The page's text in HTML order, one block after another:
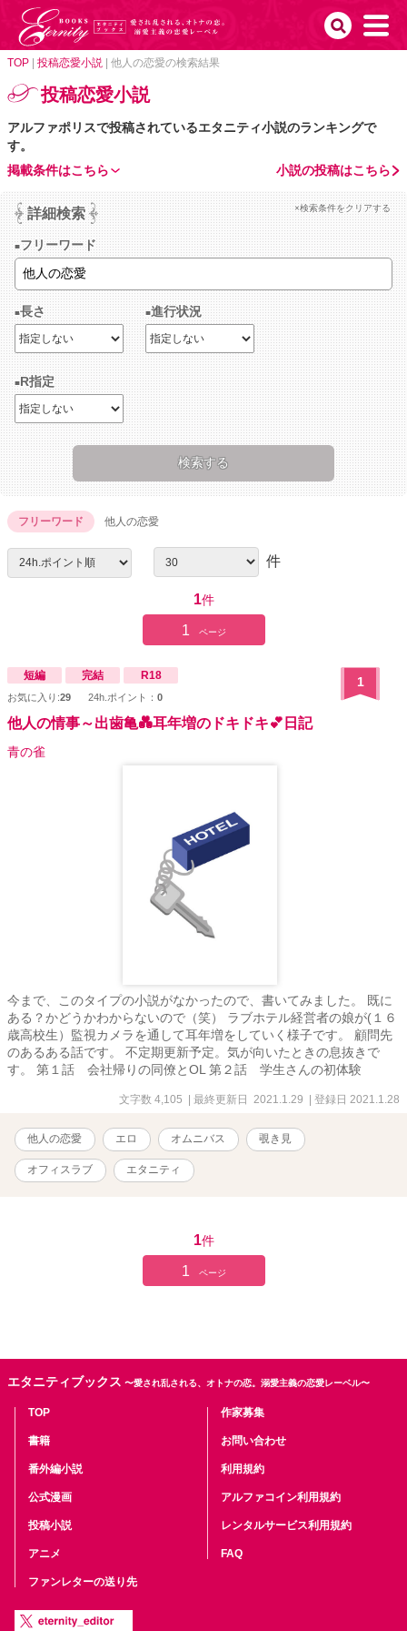
TOP 投稿恋愛小説 他人の恋愛の検索結果
投稿恋愛小説
アルファポリスで投稿されているエタニティ小説のランキングで
す。
小説の投稿はこちら
掲載条件はこちら
詳細検索 ×検索条件をクリアする
フリーワード
長さ 進行状況
R指定
フリーワード 他人の恋愛
件
1件
1 ページ
短編 完結 R18
お気に入り:29 24h.ポイント： 0
1
他人の情事～出歯亀💑耳年増のドキドキ💕日記
青の雀
今まで、このタイプの小説がなかったので、書いてみました。 既に
ある？かどうかわからないので（笑） ラブホテル経営者の娘が(１６
歳高校生）監視カメラを通して耳年増をしていく様子です。 顧問先
のあるある話です。 不定期更新予定。気が向いたときの息抜きで
す。 第１話 会社帰りの同僚とOL 第２話 学生さんの初体験
文字数 4,105 | 最終更新日 2021.1.29 | 登録日 2021.1.28
他人の恋愛 エロ オムニバス 覗き見
オフィスラブ エタニティ
1件
1 ページ
エタニティブックス 〜愛され乱される、オトナの恋。溺愛主義の恋愛レーベル〜
TOP
書籍
番外編小説
公式漫画
投稿小説
アニメ
ファンレターの送り先
作家募集
お問い合わせ
利用規約
アルファコイン利用規約
レンタルサービス利用規約
FAQ